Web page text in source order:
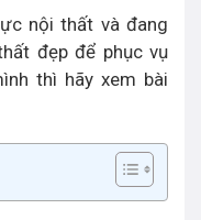
nội thất và đang
đẹp để phục vụ
thì hãy xem bài